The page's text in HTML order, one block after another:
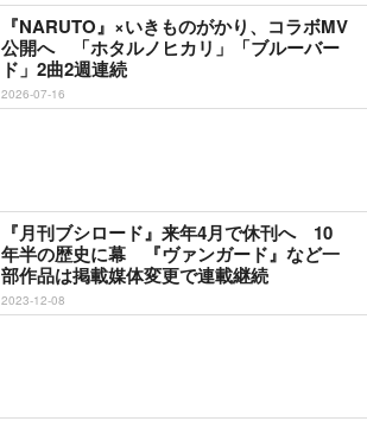
『NARUTO』×いきものがかり、コラボMV
公開へ 「ホタルノヒカリ」「ブルーバー
ド」2曲2週連続
2026-07-16
『月刊ブシロード』来年4月で休刊へ 10
年半の歴史に幕 『ヴァンガード』など一
部作品は掲載媒体変更で連載継続
2023-12-08